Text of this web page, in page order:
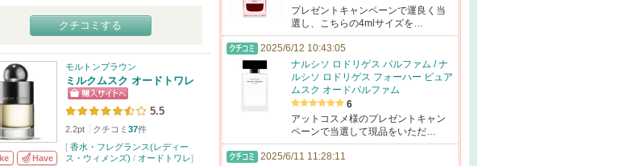
クチコミする
Have
モルトンブラウン
ミルクムスク オードトワレ
5.5
2.2pt クチコミ 37件
[ 香水・フレグランス(レディー
ス・ウィメンズ) / オードトワレ]
プレゼントキャンペーンで運良く当
選し、こちらの4mlサイズを…
2025/6/12 10:43:05
ナルシソ ロドリゲス パルファム / ナ
ルシソ ロドリゲス フォーハー ピュア
ムスク オードパルファム
6
アットコスメ様のプレゼントキャン
ペーンで当選して現品をいただ…
2025/6/11 11:28:11